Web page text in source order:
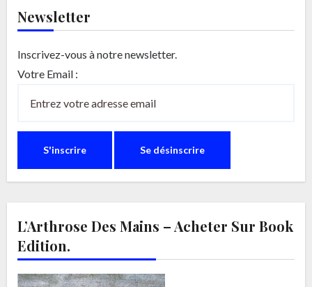
Newsletter
Inscrivez-vous à notre newsletter.
Votre Email :
L’Arthrose Des Mains – Acheter Sur Book
Edition.